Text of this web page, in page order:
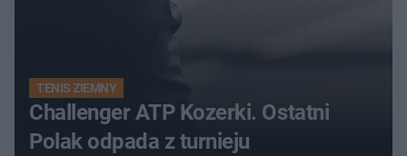
TENIS ZIEMNY
Challenger ATP Kozerki. Ostatni
Polak odpada z turnieju